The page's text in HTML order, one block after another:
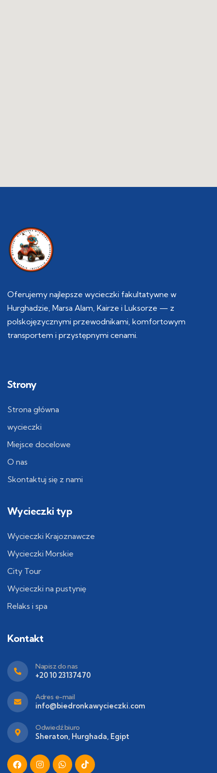
Oferujemy najlepsze wycieczki fakultatywne w
Hurghadzie, Marsa Alam, Kairze i Luksorze — z
polskojęzycznymi przewodnikami, komfortowym
transportem i przystępnymi cenami.
Strony
Strona główna
wycieczki
Miejsce docelowe
O nas
Skontaktuj się z nami
Wycieczki typ
Wycieczki Krajoznawcze
Wycieczki Morskie
City Tour
Wycieczki na pustynię
Relaks i spa
Kontakt
Napisz do nas
+20 10 23137470
Adres e-mail
info@biedronkawycieczki.com
Odwiedź biuro
Sheraton, Hurghada, Egipt